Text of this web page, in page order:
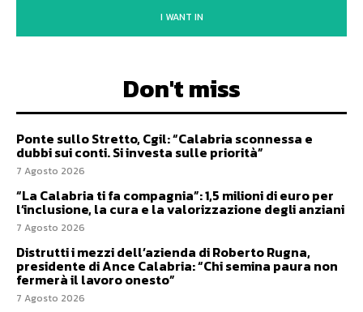
I WANT IN
Don't miss
Ponte sullo Stretto, Cgil: “Calabria sconnessa e
dubbi sui conti. Si investa sulle priorità”
7 Agosto 2026
“La Calabria ti fa compagnia”: 1,5 milioni di euro per
l’inclusione, la cura e la valorizzazione degli anziani
7 Agosto 2026
Distrutti i mezzi dell’azienda di Roberto Rugna,
presidente di Ance Calabria: “Chi semina paura non
fermerà il lavoro onesto”
7 Agosto 2026